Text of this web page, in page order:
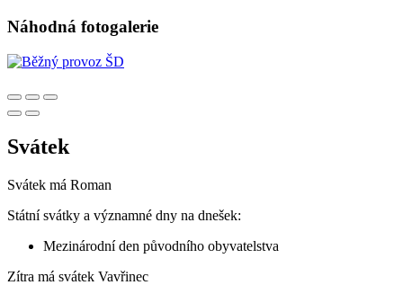
Náhodná fotogalerie
Svátek
Svátek má Roman
Státní svátky a významné dny na dnešek:
Mezinárodní den původního obyvatelstva
Zítra má svátek Vavřinec